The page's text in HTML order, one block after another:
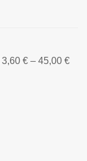
3,60 € – 45,00 €